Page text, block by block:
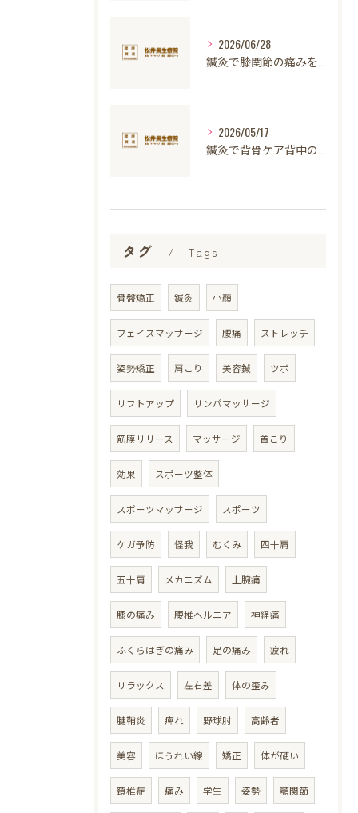
2026/06/28
2026/05/17
タグ Tags
骨盤矯正 鍼灸 小顔
フェイスマッサージ 腰痛 ストレッチ
姿勢矯正 肩こり 美容鍼 ツボ
リフトアップ リンパマッサージ
筋膜リリース マッサージ 首こり
効果 スポーツ整体
スポーツマッサージ スポーツ
ケガ予防 怪我 むくみ 四十肩
五十肩 メカニズム 上腕痛
膝の痛み 腰椎ヘルニア 神経痛
ふくらはぎの痛み 足の痛み 疲れ
リラックス 左右差 体の歪み
腱鞘炎 痺れ 野球肘 高齢者
美容 ほうれい線 矯正 体が硬い
頚椎症 痛み 学生 姿勢 顎関節